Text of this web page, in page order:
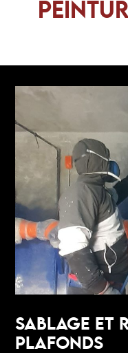
SABLAGE ET
PLAFONDS